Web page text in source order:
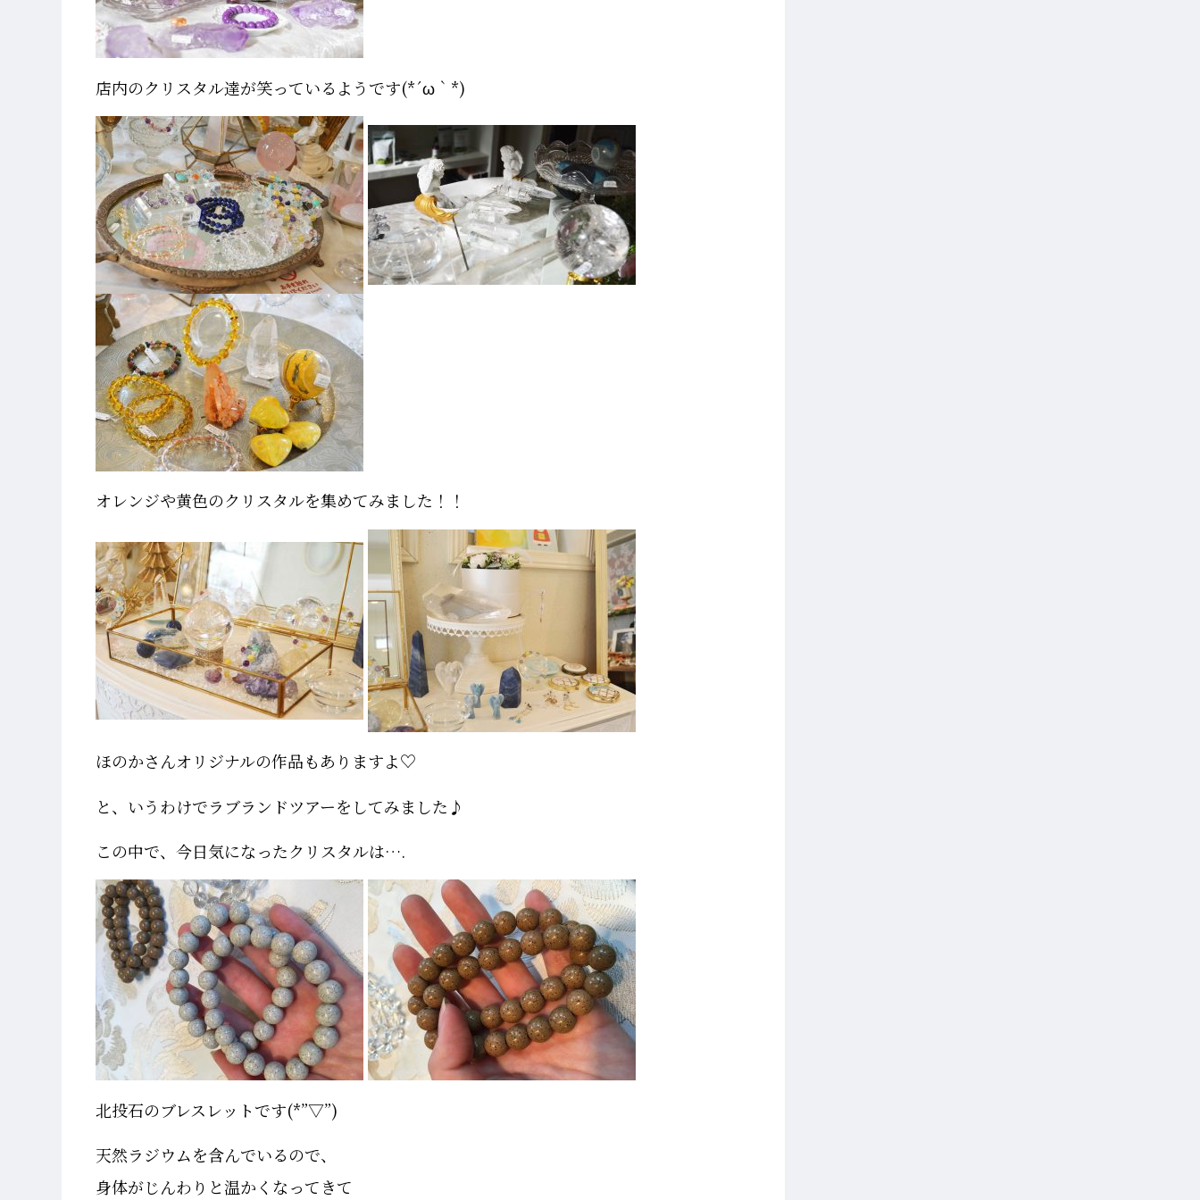
店内のクリスタル達が笑っているようです(*´ω｀*)
オレンジや黄色のクリスタルを集めてみました！！
ほのかさんオリジナルの作品もありますよ♡
と、いうわけでラブランドツアーをしてみました♪
この中で、今日気になったクリスタルは….
北投石のブレスレットです(*”▽”)
天然ラジウムを含んでいるので、
身体がじんわりと温かくなってきて